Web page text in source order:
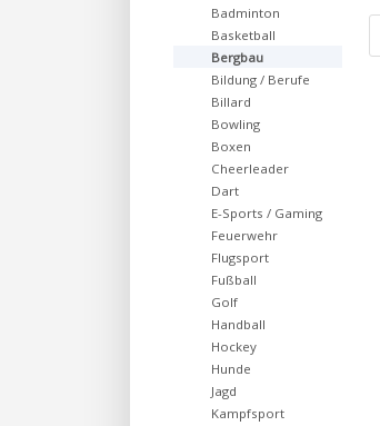
Badminton
Basketball
Bergbau
Bildung / Berufe
Billard
Bowling
Boxen
Cheerleader
Dart
E-Sports / Gaming
Feuerwehr
Flugsport
Fußball
Golf
Handball
Hockey
Hunde
Jagd
Kampfsport